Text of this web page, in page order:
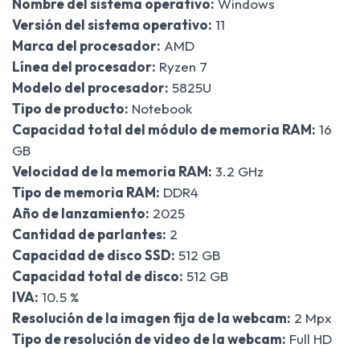
Versión del sistema operativo: 11
Marca del procesador: AMD
Línea del procesador: Ryzen 7
Modelo del procesador: 5825U
Tipo de producto: Notebook
Capacidad total del módulo de memoria RAM: 16
GB
Velocidad de la memoria RAM: 3.2 GHz
Tipo de memoria RAM: DDR4
Año de lanzamiento: 2025
Cantidad de parlantes: 2
Capacidad de disco SSD: 512 GB
Capacidad total de disco: 512 GB
IVA: 10.5 %
Resolución de la imagen fija de la webcam: 2 Mpx
Tipo de resolución de video de la webcam: Full HD